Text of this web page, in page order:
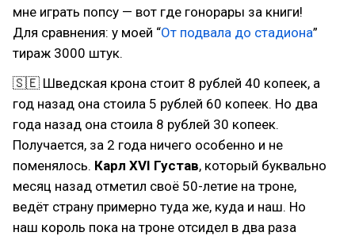
мне играть попсу — вот где гонорары за книги!
Для сравнения: у моей “От подвала до стадиона”
тираж 3000 штук.
🇸🇪 Шведская крона стоит 8 рублей 40 копеек, а
год назад она стоила 5 рублей 60 копеек. Но два
года назад она стоила 8 рублей 30 копеек.
Получается, за 2 года ничего особенно и не
поменялось. Карл XVI Густав, который буквально
месяц назад отметил своё 50-летие на троне,
ведёт страну примерно туда же, куда и наш. Но
наш король пока на троне отсидел в два раза